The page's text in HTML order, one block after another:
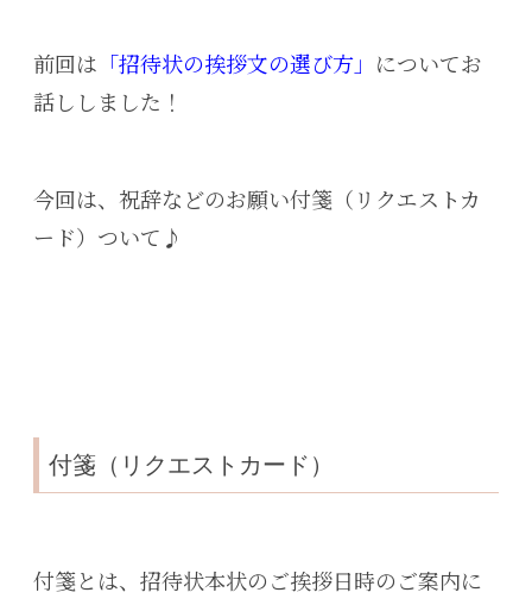
前回は 「招待状の挨拶文の選び方」 についてお
話ししました！
今回は、祝辞などのお願い付箋（リクエストカ
ード）ついて♪
付箋（リクエストカード）
付箋とは、招待状本状のご挨拶日時のご案内に